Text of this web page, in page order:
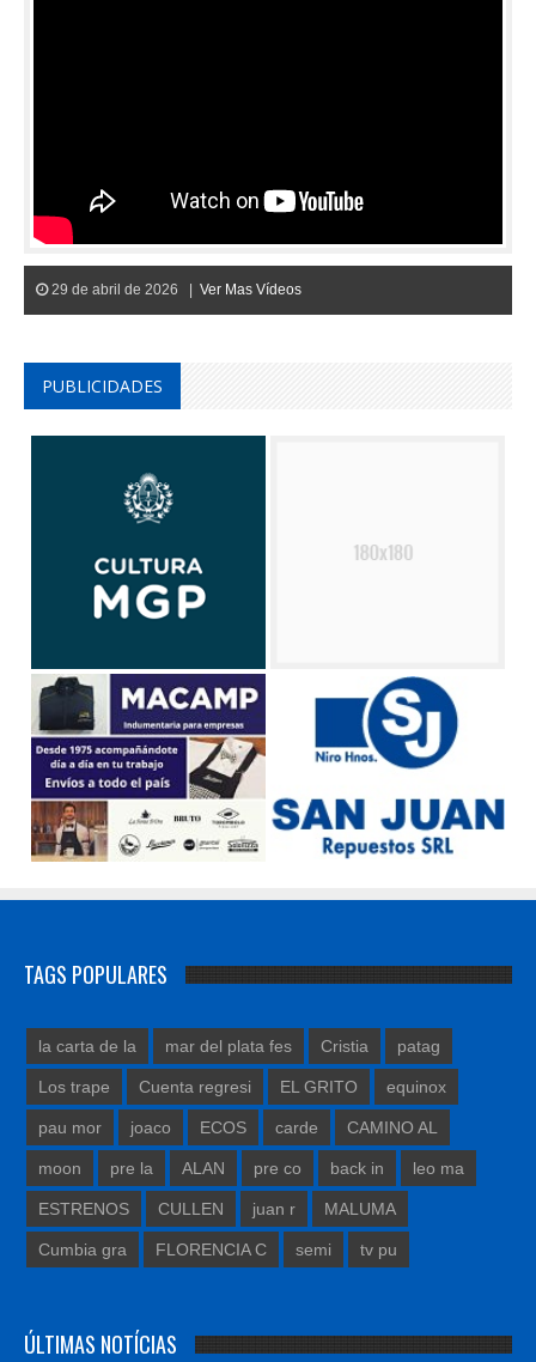
29 de abril de 2026 | Ver Mas Vídeos
PUBLICIDADES
TAGS POPULARES
la carta de la mar del plata fes Cristia patag
Los trape Cuenta regresi EL GRITO equinox
pau mor joaco ECOS carde CAMINO AL
moon pre la ALAN pre co back in leo ma
ESTRENOS CULLEN juan r MALUMA
Cumbia gra FLORENCIA C semi tv pu
ÚLTIMAS NOTÍCIAS